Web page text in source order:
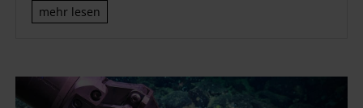
mehr lesen